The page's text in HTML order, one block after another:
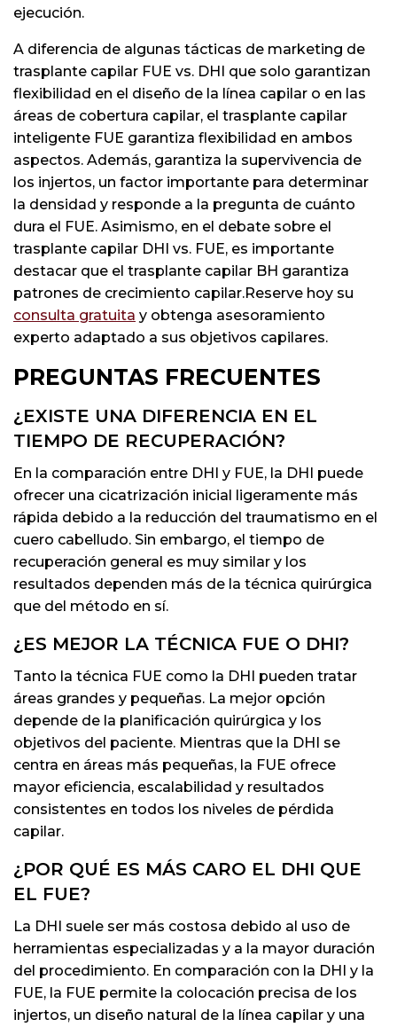
ejecución.
A diferencia de algunas tácticas de marketing de
trasplante capilar FUE vs. DHI que solo garantizan
flexibilidad en el diseño de la línea capilar o en las
áreas de cobertura capilar, el trasplante capilar
inteligente FUE garantiza flexibilidad en ambos
aspectos. Además, garantiza la supervivencia de
los injertos, un factor importante para determinar
la densidad y responde a la pregunta de cuánto
dura el FUE. Asimismo, en el debate sobre el
trasplante capilar DHI vs. FUE, es importante
destacar que el trasplante capilar BH garantiza
patrones de crecimiento capilar.Reserve hoy su
consulta gratuita y obtenga asesoramiento
experto adaptado a sus objetivos capilares.
PREGUNTAS FRECUENTES
¿EXISTE UNA DIFERENCIA EN EL
TIEMPO DE RECUPERACIÓN?
En la comparación entre DHI y FUE, la DHI puede
ofrecer una cicatrización inicial ligeramente más
rápida debido a la reducción del traumatismo en el
cuero cabelludo. Sin embargo, el tiempo de
recuperación general es muy similar y los
resultados dependen más de la técnica quirúrgica
que del método en sí.
¿ES MEJOR LA TÉCNICA FUE O DHI?
Tanto la técnica FUE como la DHI pueden tratar
áreas grandes y pequeñas. La mejor opción
depende de la planificación quirúrgica y los
objetivos del paciente. Mientras que la DHI se
centra en áreas más pequeñas, la FUE ofrece
mayor eficiencia, escalabilidad y resultados
consistentes en todos los niveles de pérdida
capilar.
¿POR QUÉ ES MÁS CARO EL DHI QUE
EL FUE?
La DHI suele ser más costosa debido al uso de
herramientas especializadas y a la mayor duración
del procedimiento. En comparación con la DHI y la
FUE, la FUE permite la colocación precisa de los
injertos, un diseño natural de la línea capilar y una